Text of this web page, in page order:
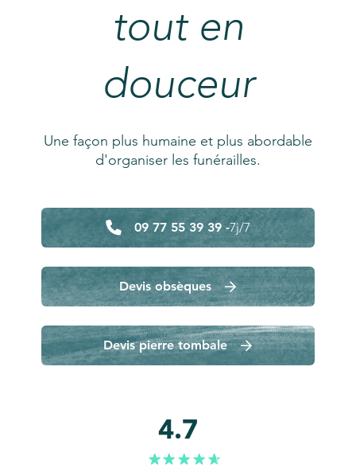
tout en
douceur
Une façon plus humaine et plus abordable
d'organiser les funérailles.
09 77 55 39 39 -7j/7
Devis obsèques
Devis pierre tombale
4.7